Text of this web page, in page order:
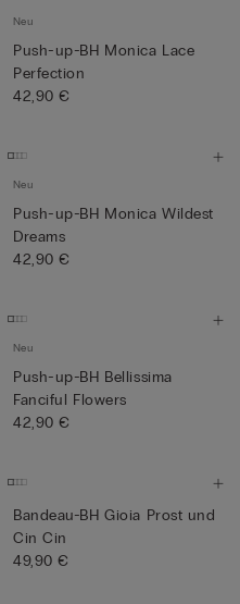
Neu
Push-up-BH Monica Lace
Perfection
42,90 €
Neu
Push-up-BH Monica Wildest
Dreams
42,90 €
Neu
Push-up-BH Bellissima
Fanciful Flowers
42,90 €
Bandeau-BH Gioia Prost und
Cin Cin
49,90 €